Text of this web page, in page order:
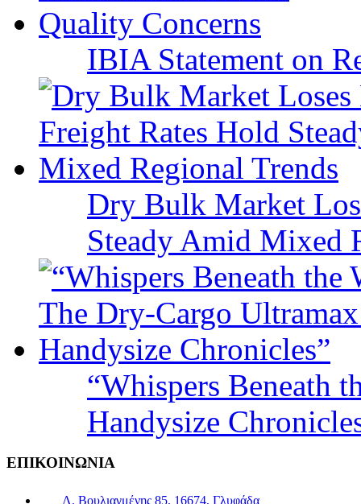
IBIA Statement on
Dry Bulk Market
Steady Amid Mixed
“Whispers Beneath
Handysize
ΕΠΙΚΟΙΝΩΝΙΑ
Λ. Βουλιαγμένης 85, 16674, Γλυφάδα